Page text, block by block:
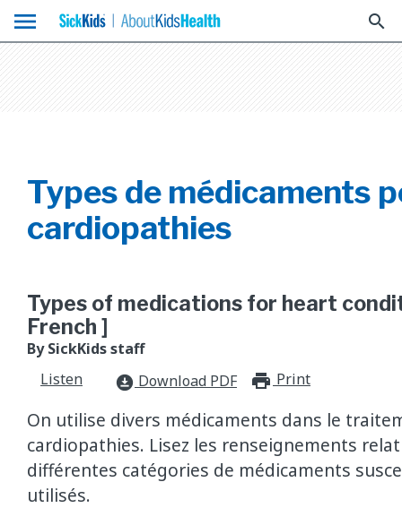
menu search
Types de médicaments
cardiopathies
Types of medications for heart
French ]
By SickKids staff
Listen
download_for_offline Download PDF Print
On utilise divers médicaments dans le
cardiopathies. Lisez les renseignements
différentes catégories de médicaments
utilisés.